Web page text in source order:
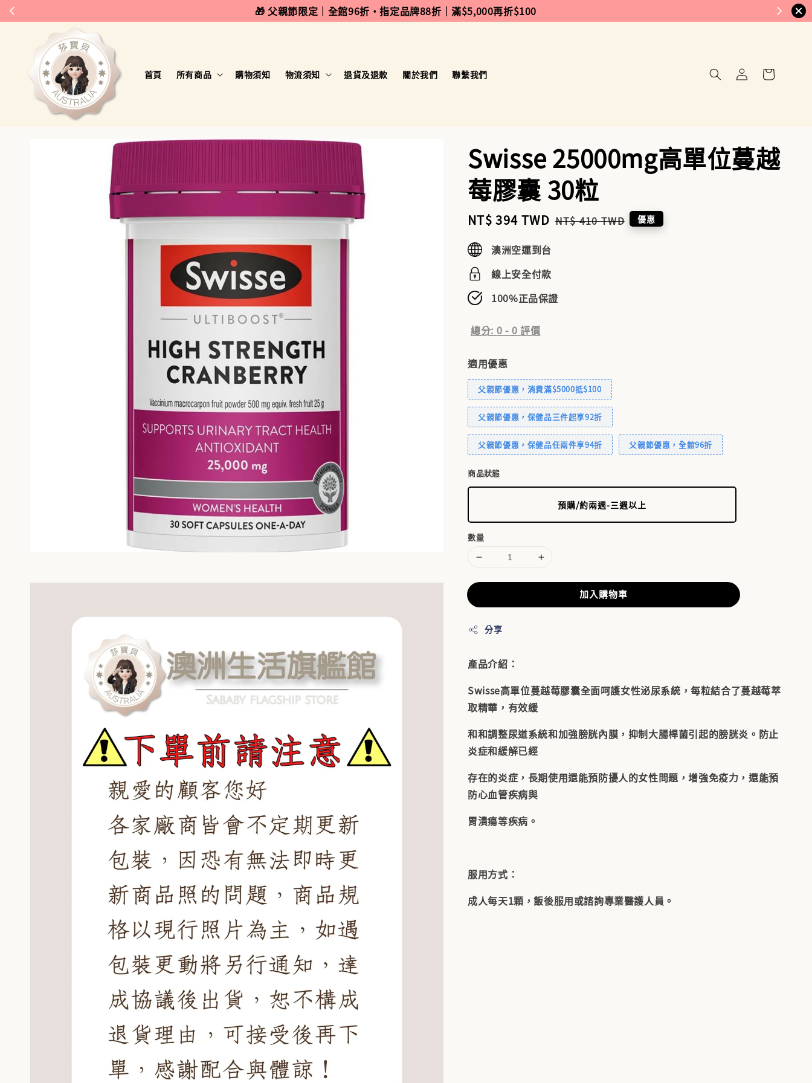
🎁 父親節限定｜全館96折・指定品牌88折｜滿$5,000再折$100
首頁 所有商品 購物須知 物流須知 退貨及退款 關於我們 聯繫我們
Swisse 25000mg高單位蔓越
莓膠囊 30粒
Sale
price
NT$ 394 TWD Regular
NT$ 410 TWD 優惠
澳洲空運到台
線上安全付款
100%正品保證
總分: 0 - 0 評價
適用優惠
父親節優惠，消費滿$5000抵$100
父親節優惠，保健品三件起享92折
父親節優惠，保健品任兩件享94折 父親節優惠，全館96折
商品狀態
預購/約兩週-三週以上
數量
加入購物車
分享
產品介紹：
Swisse高單位蔓越莓膠囊全面呵護女性泌尿系統，每粒結合了蔓越莓萃
取精華，有效緩
和和調整尿道系統和加強膀胱內膜，抑制大腸桿菌引起的膀胱炎。防止
炎症和緩解已經
存在的炎症，長期使用還能預防擾人的女性問題，增強免疫力，還能預
防心血管疾病與
胃潰瘍等疾病。
服用方式：
成人每天1顆，飯後服用或諮詢專業醫護人員。